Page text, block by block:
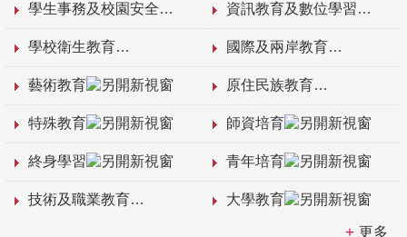
學生事務及校園安全 資訊教育及數位學習
學校衛生教育 國際及兩岸教育
藝術教育 原住民族教育
特殊教育 師資培育
終身學習 青年培育
技術及職業教育 大學教育
更多